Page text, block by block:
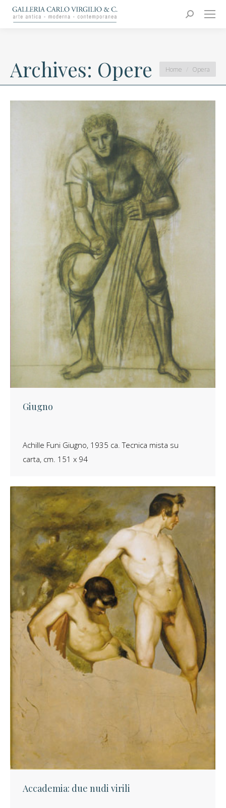
Search:
Carlo Virgilio & C.
Arte moderna e contemporanea
Archives: Opere You are here:
Home Opera
Giugno
Achille Funi Giugno, 1935 ca. Tecnica mista su
carta, cm. 151 x 94
Accademia: due nudi virili